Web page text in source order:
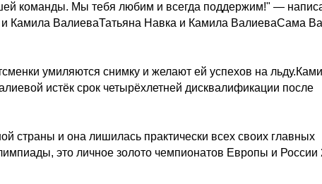
команды. Мы тебя любим и всегда поддержим!" —
Камила ВалиеваТатьяна Навка и Камила ВалиеваСама
умиляются снимку и желают ей успехов на
истёк срок четырёхлетней дисквалификации после
страны и она лишилась практически всех своих главных
это личное золото чемпионатов Европы и России